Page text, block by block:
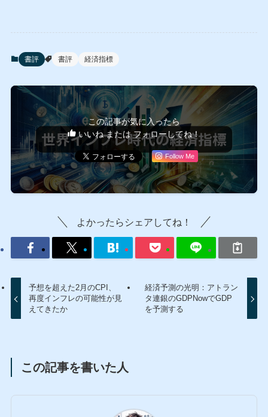
書評 書評 経済指標
この記事が気に入ったら
いいね または フォローしてね！
Follow Me
よかったらシェアしてね！
予想を超えた2月のCPI、
再度インフレの可能性が見
えてきたか
経済予測の光明：アトラン
タ連銀のGDPNowでGDP
を予測する
この記事を書いた人